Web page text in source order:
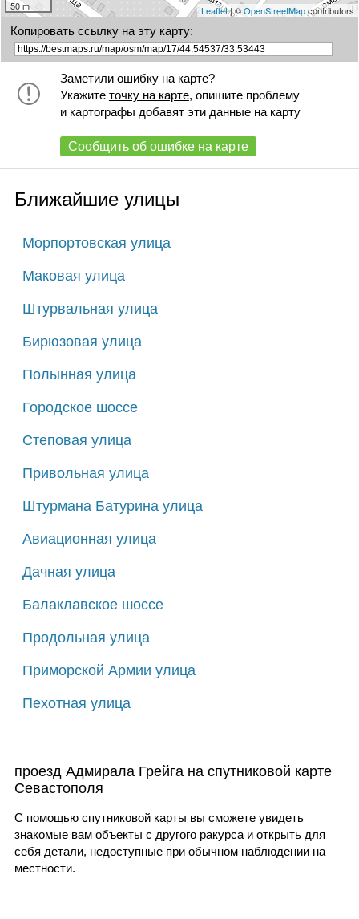
50 m Leaflet| ©OpenStreetMapcontributors
Копировать ссылку на эту карту:
Заметили ошибку на карте?
Укажите точку на карте, опишите проблему
и картографы добавят эти данные на карту
Сообщить об ошибке на карте
Ближайшие улицы
Морпортовская улица
Маковая улица
Штурвальная улица
Бирюзовая улица
Полынная улица
Городское шоссе
Степовая улица
Привольная улица
Штурмана Батурина улица
Авиационная улица
Дачная улица
Балаклавское шоссе
Продольная улица
Приморской Армии улица
Пехотная улица
проезд Адмирала Грейга на спутниковой карте
Севастополя
С помощью спутниковой карты вы сможете увидеть
знакомые вам объекты с другого ракурса и открыть для
себя детали, недоступные при обычном наблюдении на
местности.